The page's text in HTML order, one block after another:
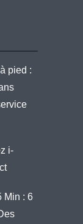
pied :
i-
Min : 6